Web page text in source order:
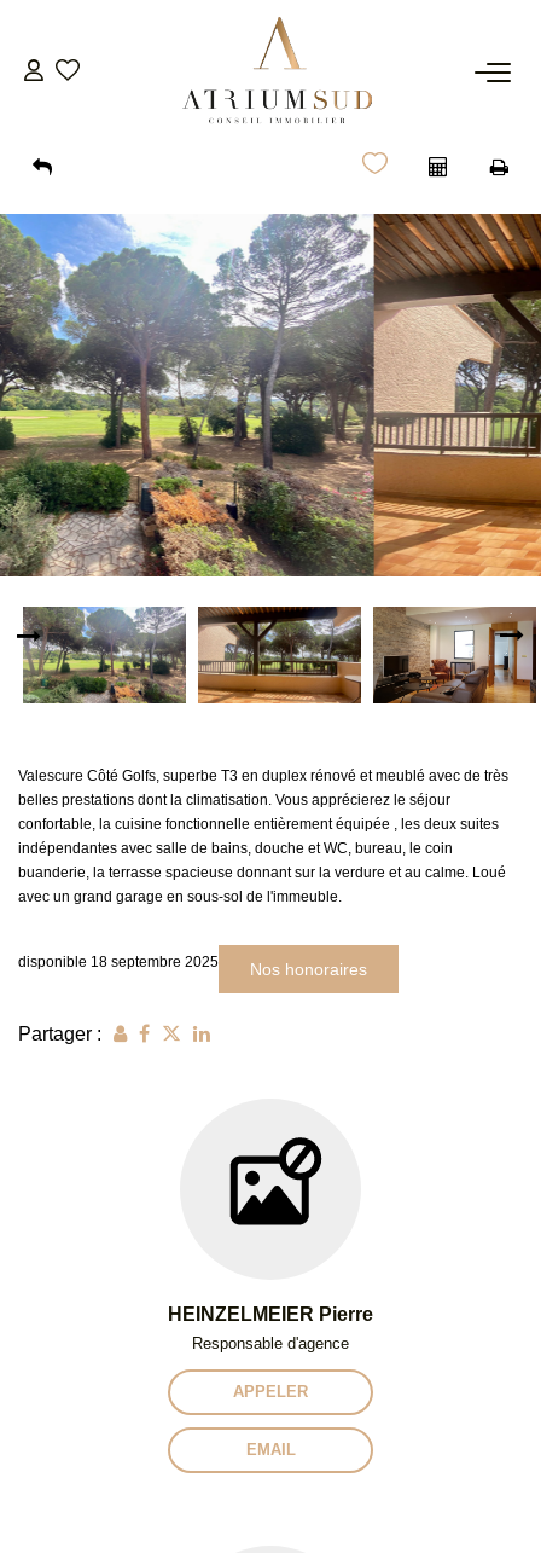
TRANSACTION
GESTION
SYNDIC
ESTIMATION
AGENCE
MON COMPTE
EN
Valescure Côté Golfs, superbe T3 en duplex rénové et meublé avec de très
belles prestations dont la climatisation. Vous apprécierez le séjour
confortable, la cuisine fonctionnelle entièrement équipée , les deux suites
indépendantes avec salle de bains, douche et WC, bureau, le coin
buanderie, la terrasse spacieuse donnant sur la verdure et au calme. Loué
avec un grand garage en sous-sol de l'immeuble.
disponible 18 septembre 2025 Nos honoraires
Partager :
HEINZELMEIER Pierre
Responsable d'agence
APPELER
EMAIL